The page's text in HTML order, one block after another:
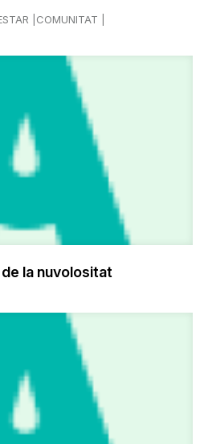
COMUNITAT
la nuvolositat